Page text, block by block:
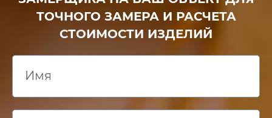
ТОЧНОГО ЗАМЕРА И РАСЧЕТА
СТОИМОСТИ ИЗДЕЛИЙ
Имя